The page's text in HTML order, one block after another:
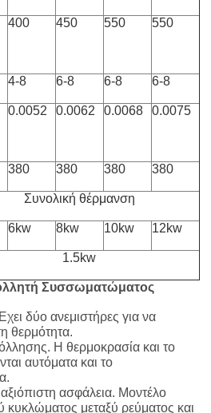
400 450 550 550
4-8 6-8 6-8 6-8
0.0052 0.0062 0.0068 0.0075
380 380 380 380
Συνολική θέρμανση
6kw 8kw 10kw 12kw
1.5kw
Συσσωματώματος
δύο ανεμιστήρες για να
θερμότητα.
Η θερμοκρασία και το
αυτόματα και το
ασφάλεια. Μοντέλο
κυκλώματος μεταξύ ρεύματος και